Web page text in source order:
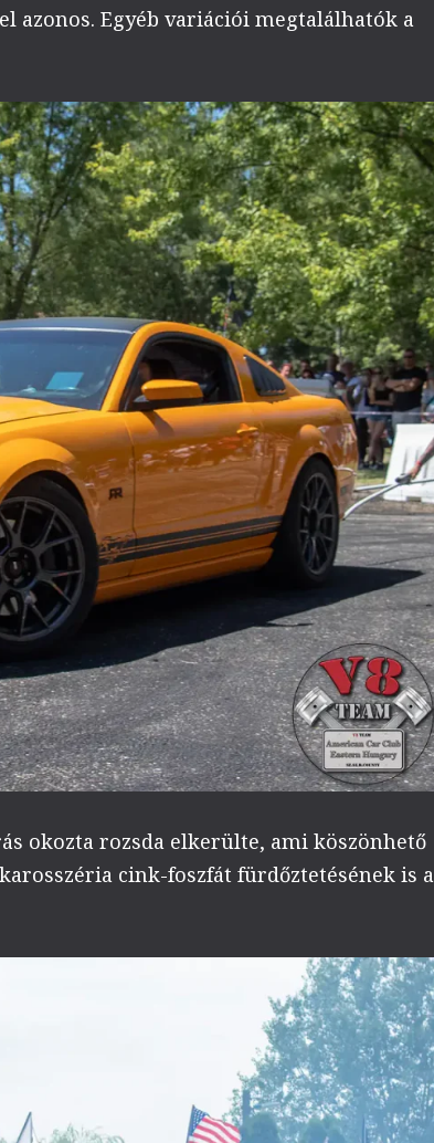
azonos. Egyéb variációi megtalálhatók a
okozta rozsda elkerülte, ami köszönhető
cink-foszfát fürdőztetésének is a